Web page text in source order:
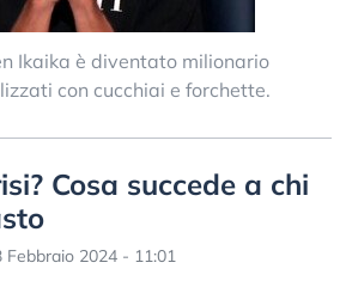
Ikaika è diventato milionario
con cucchiai e forchette.
Cosa succede a chi
Febbraio 2024 - 11:01